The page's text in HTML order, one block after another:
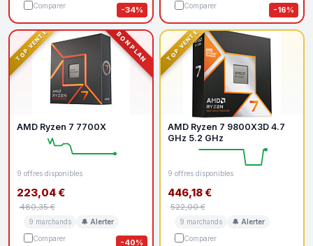
-34%
Comparer
-16%
Comparer
TOP VENTE BON PLAN
-40%
AMD Ryzen 7 7700X
9 offres disponibles
223,04 €
480,35 €
9 marchands
🔔 Alerter
Comparer
TOP VENTE
AMD Ryzen 7 9800X3D 4.7
GHz 5.2 GHz
9 offres disponibles
446,18 €
522,00 €
9 marchands
🔔 Alerter
Comparer